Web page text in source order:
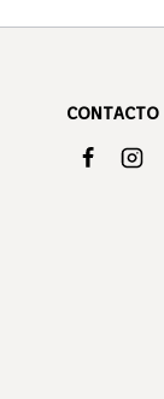
CONTACTO